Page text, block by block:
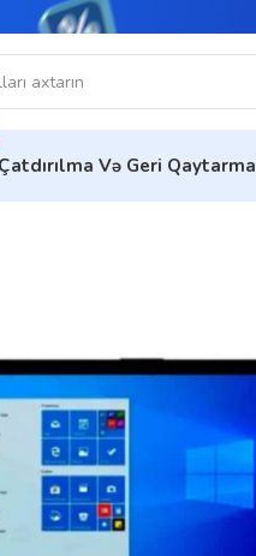
Çatdırılma Və Geri Qaytarma